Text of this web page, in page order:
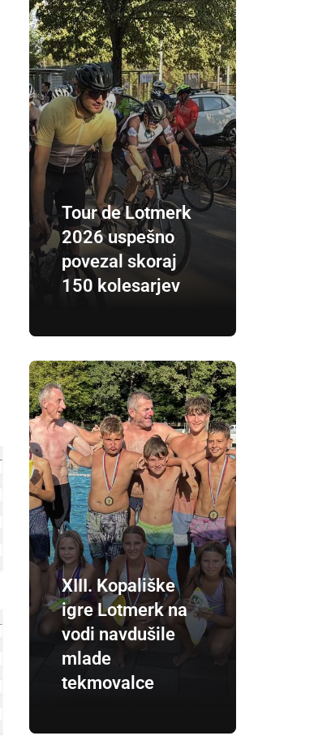
Tour de Lotmerk
2026 uspešno
povezal skoraj
150 kolesarjev
XIII. Kopališke
igre Lotmerk na
vodi navdušile
mlade
tekmovalce